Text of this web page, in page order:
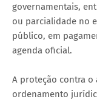
governamentais,
ou parcialidade no
público, em
agenda oficial.
A proteção contra o
ordenamento